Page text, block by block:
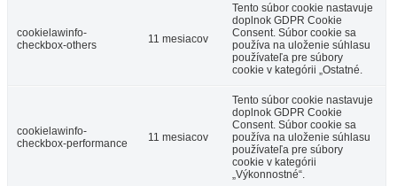
cookielawinfo-
checkbox-others
11 mesiacov
Tento súbor cookie nastavuje
doplnok GDPR Cookie
Consent. Súbor cookie sa
používa na uloženie súhlasu
používateľa pre súbory
cookie v kategórii „Ostatné.
cookielawinfo-
checkbox-performance
11 mesiacov
Tento súbor cookie nastavuje
doplnok GDPR Cookie
Consent. Súbor cookie sa
používa na uloženie súhlasu
používateľa pre súbory
cookie v kategórii
„Výkonnostné“.